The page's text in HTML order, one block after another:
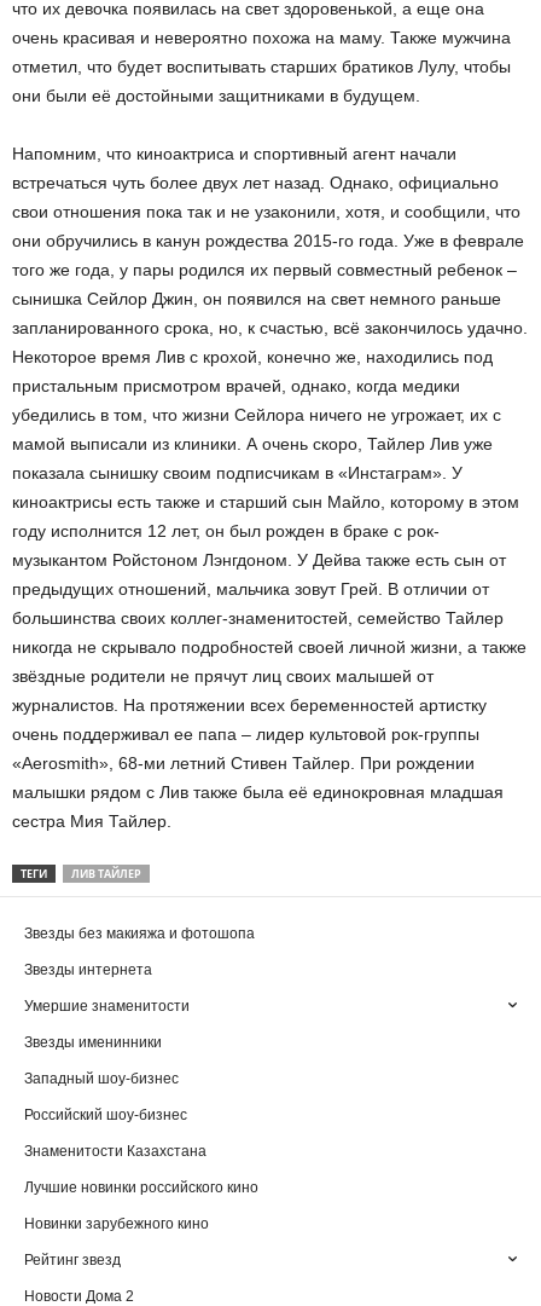
что их девочка появилась на свет здоровенькой, а еще она
очень красивая и невероятно похожа на маму. Также мужчина
отметил, что будет воспитывать старших братиков Лулу, чтобы
они были её достойными защитниками в будущем.
Напомним, что киноактриса и спортивный агент начали
встречаться чуть более двух лет назад. Однако, официально
свои отношения пока так и не узаконили, хотя, и сообщили, что
они обручились в канун рождества 2015-го года. Уже в феврале
того же года, у пары родился их первый совместный ребенок –
сынишка Сейлор Джин, он появился на свет немного раньше
запланированного срока, но, к счастью, всё закончилось удачно.
Некоторое время Лив с крохой, конечно же, находились под
пристальным присмотром врачей, однако, когда медики
убедились в том, что жизни Сейлора ничего не угрожает, их с
мамой выписали из клиники. А очень скоро, Тайлер Лив уже
показала сынишку своим подписчикам в «Инстаграм». У
киноактрисы есть также и старший сын Майло, которому в этом
году исполнится 12 лет, он был рожден в браке с рок-
музыкантом Ройстоном Лэнгдоном. У Дейва также есть сын от
предыдущих отношений, мальчика зовут Грей. В отличии от
большинства своих коллег-знаменитостей, семейство Тайлер
никогда не скрывало подробностей своей личной жизни, а также
звёздные родители не прячут лиц своих малышей от
журналистов. На протяжении всех беременностей артистку
очень поддерживал ее папа – лидер культовой рок-группы
«Aerosmith», 68-ми летний Стивен Тайлер. При рождении
малышки рядом с Лив также была её единокровная младшая
сестра Мия Тайлер.
ТЕГИ ЛИВ ТАЙЛЕР
Звезды без макияжа и фотошопа
Звезды интернета
Умершие знаменитости
Звезды именинники
Западный шоу-бизнес
Российский шоу-бизнес
Знаменитости Казахстана
Лучшие новинки российского кино
Новинки зарубежного кино
Рейтинг звезд
Новости Дома 2